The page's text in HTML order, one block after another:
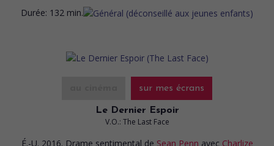
Durée: 132 min.
sur mes écrans
Le Dernier Espoir
V.O.: The Last Face
É.-U. 2016. Drame sentimental de Sean Penn avec Charlize